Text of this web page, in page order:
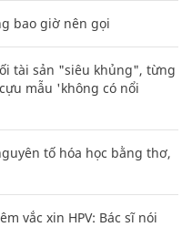
bao giờ nên gọi
tài sản "siêu khủng", từng
mẫu 'không có nổi
tố hóa học bằng thơ,
vắc xin HPV: Bác sĩ nói